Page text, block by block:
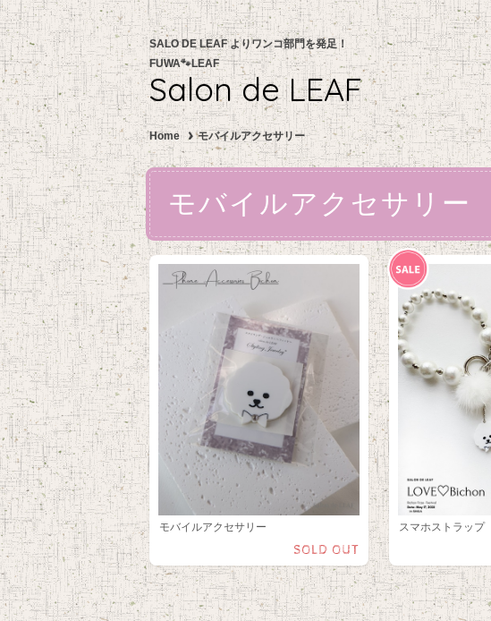
SALO DE LEAF よりワンコ部門を発足！
FUWA🐾LEAF
Salon de LEAF
Home モバイルアクセサリー
モバイルアクセサリー
モバイルアクセサリー
SOLD OUT
スマホストラップ